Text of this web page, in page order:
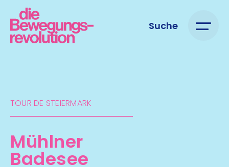
Suche
TOUR DE STEIERMARK​
Mühlner
Badesee